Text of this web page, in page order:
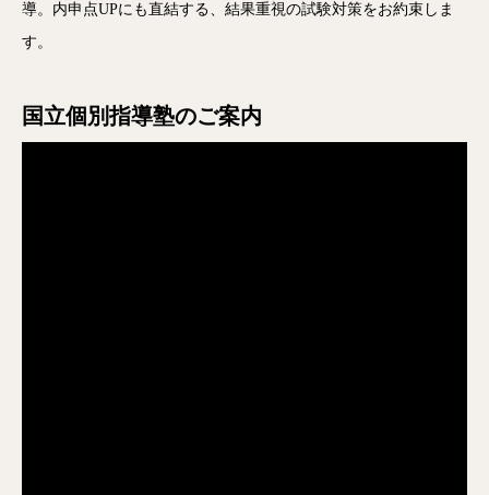
導。内申点UPにも直結する、結果重視の試験対策をお約束しま
す。
国立個別指導塾のご案内